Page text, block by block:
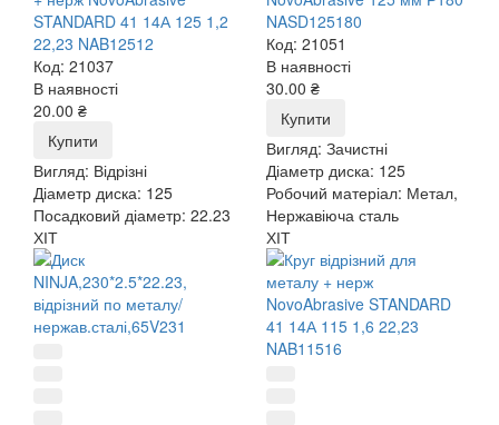
STANDARD 41 14А 125 1,2
22,23 NAB12512
Код: 21037
В наявності
20.00 ₴
Купити
Вигляд: Відрізні
Діаметр диска: 125
Посадковий діаметр: 22.23
NASD125180
Код: 21051
В наявності
30.00 ₴
Купити
Вигляд: Зачистні
Діаметр диска: 125
Робочий матеріал: Метал,
Нержавіюча сталь
ХІТ
ХІТ